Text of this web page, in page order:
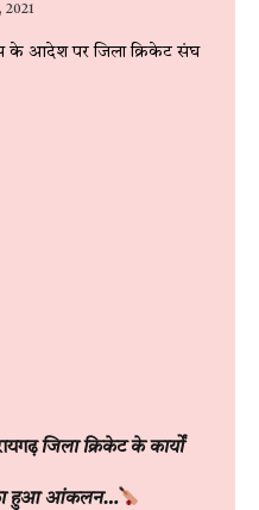
के आदेश पर जिला क्रिकेट संघ
जिला क्रिकेट के कार्यों
का हुआ आंकलन…